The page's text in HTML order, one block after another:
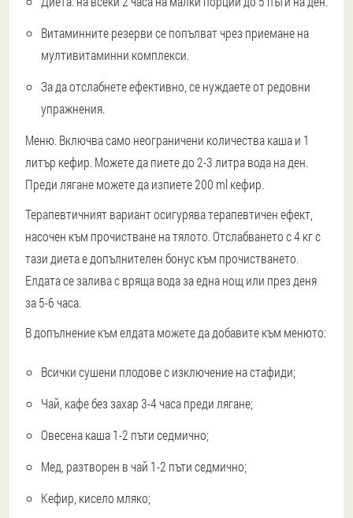
Витаминните резерви се попълват чрез приемане на
мултивитаминни комплекси.
За да отслабнете ефективно, се нуждаете от редовни
упражнения.
Меню. Включва само неограничени количества каша и 1
литър кефир. Можете да пиете до 2-3 литра вода на ден.
Преди лягане можете да изпиете 200 ml кефир.
Терапевтичният вариант осигурява терапевтичен ефект,
насочен към прочистване на тялото. Отслабването с 4 кг с
тази диета е допълнителен бонус към прочистването.
Елдата се залива с вряща вода за една нощ или през деня
за 5-6 часа.
В допълнение към елдата можете да добавите към менюто:
Всички сушени плодове с изключение на стафиди;
Чай, кафе без захар 3-4 часа преди лягане;
Овесена каша 1-2 пъти седмично;
Мед, разтворен в чай 1-2 пъти седмично;
Кефир, кисело мляко;